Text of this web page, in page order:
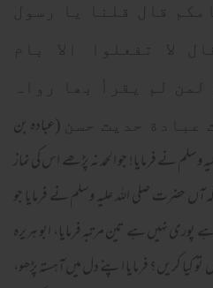
قال قلنا یا رسول
لا تفعلوا الا بام
لمن لم یقرأ بھا رواہ
عبادة حدیث حسن
(عبادہ بن
وسلم نے فرمایا! جو الحمد نہ پڑھے اس کی نماز
حضرت صلی اللہ علیہ وسلم نے فرمایا جو
پوری نہیں ہے تین مرتبہ فرمایا، ابو ہریرہ
کیا کریں؟ فرمایا اپنے دل میں آہستہ پڑھو،